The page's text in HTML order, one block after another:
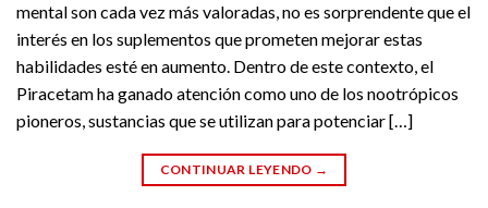
mental son cada vez más valoradas, no es sorprendente que el
interés en los suplementos que prometen mejorar estas
habilidades esté en aumento. Dentro de este contexto, el
Piracetam ha ganado atención como uno de los nootrópicos
pioneros, sustancias que se utilizan para potenciar […]
CONTINUAR LEYENDO →